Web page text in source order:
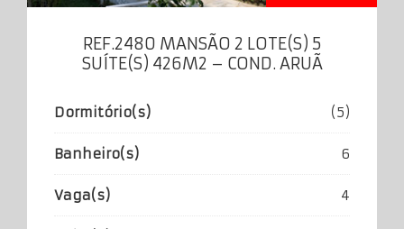
REF.2480 MANSÃO 2 LOTE(S) 5
SUÍTE(S) 426M2 – COND. ARUÃ
Dormitório(s) (5)
Banheiro(s) 6
Vaga(s) 4